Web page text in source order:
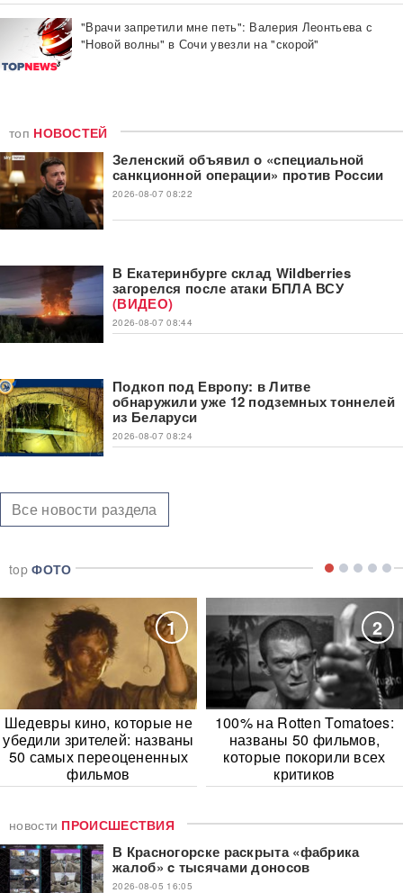
"Врачи запретили мне петь": Валерия Леонтьева с
"Новой волны" в Сочи увезли на "скорой"
топ НОВОСТЕЙ
Зеленский объявил о «специальной
санкционной операции» против России
2026-08-07 08:22
В Екатеринбурге склад Wildberries
загорелся после атаки БПЛА ВСУ
(ВИДЕО)
2026-08-07 08:44
Подкоп под Европу: в Литве
обнаружили уже 12 подземных тоннелей
из Беларуси
2026-08-07 08:24
Все новости раздела
topФОТО
1
Шедевры кино, которые не
убедили зрителей: названы
50 самых переоцененных
фильмов
2
100% на Rotten Tomatoes:
названы 50 фильмов,
которые покорили всех
критиков
новости ПРОИСШЕСТВИЯ
В Красногорске раскрыта «фабрика
жалоб» c тысячами доносов
2026-08-05 16:05